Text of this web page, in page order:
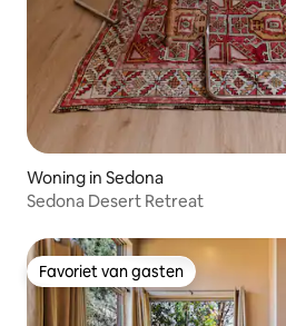
Woning in Sedona
Sedona Desert Retreat
Favoriet van gasten
Favoriet van gasten